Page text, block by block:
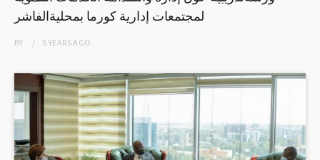
لمجتمعات إدارية كورما بمحليةالفاشر
BY 5 YEARSAGO